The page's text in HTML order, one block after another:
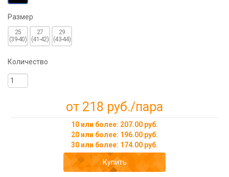
Размер
25
(39-40)
27
(41-42)
29
(43-44)
Количество
от 218 руб./пара
10 или более: 207.00 руб.
20 или более: 196.00 руб.
30 или более: 174.00 руб.
Купить